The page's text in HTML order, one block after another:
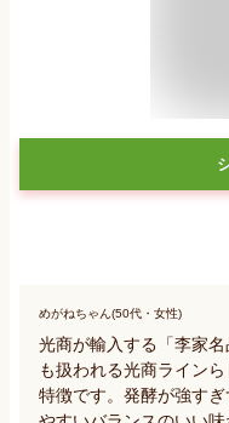
めがねちゃん(50代・女性)
光商が輸入する「李家
も扱われる光商ライン
特徴です。発酵が強す